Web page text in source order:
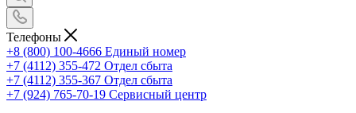
Телефоны
+8 (800) 100-4666 Единый номер
+7 (4112) 355-472 Отдел сбыта
+7 (4112) 355-367 Отдел сбыта
+7 (924) 765-70-19 Сервисный центр